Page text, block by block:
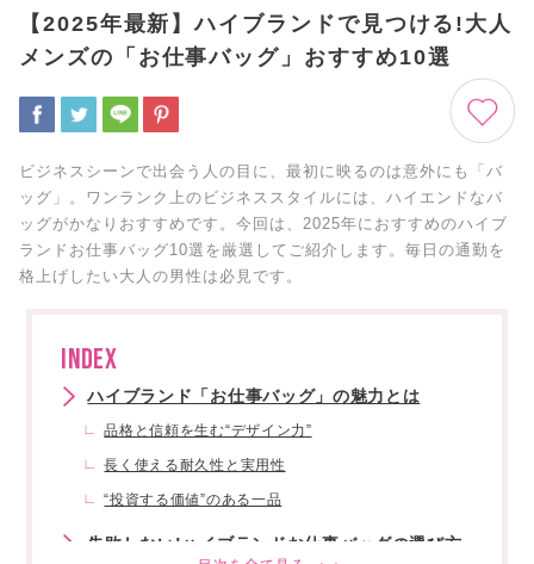
【2025年最新】ハイブランドで見つける!大人
メンズの「お仕事バッグ」おすすめ10選
ビジネスシーンで出会う人の目に、最初に映るのは意外にも「バ
ッグ」。ワンランク上のビジネススタイルには、ハイエンドなバ
ッグがかなりおすすめです。今回は、2025年におすすめのハイブ
ランドお仕事バッグ10選を厳選してご紹介します。毎日の通勤を
格上げしたい大人の男性は必見です。
INDEX
ハイブランド「お仕事バッグ」の魅力とは
品格と信頼を生む“デザイン力”
長く使える耐久性と実用性
“投資する価値”のある一品
失敗しない!ハイブランドお仕事バッグの選び方